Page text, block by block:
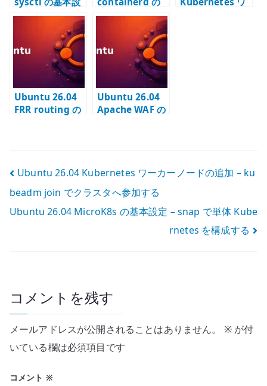
定 – カーネルパ
ラメータとネッ
トワーク設定を
管理する
基本設定 –
Kubernetes 用
CRI runtime を
構成する
Ubuntu 26.04
FRR routing の
Ubuntu 26.04
Apache WAF の
投
稿
ナ
ビ
ー
シ
ョ
ン
Ubuntu 26.04 Kubernetes ワーカーノードの追加 – ku
beadm join でクラスタへ参加する
Ubuntu 26.04 MicroK8s の基本設定 – snap で単体 Kube
rnetes を構成する
コメントを残す
メールアドレスが公開されることはありません。 ※が付
いている欄は必須項目です
コメント ※